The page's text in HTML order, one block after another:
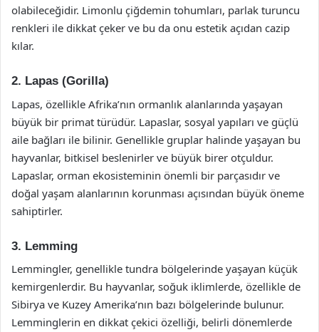
olabileceğidir. Limonlu çiğdemin tohumları, parlak turuncu
renkleri ile dikkat çeker ve bu da onu estetik açıdan cazip
kılar.
2. Lapas (Gorilla)
Lapas, özellikle Afrika’nın ormanlık alanlarında yaşayan
büyük bir primat türüdür. Lapaslar, sosyal yapıları ve güçlü
aile bağları ile bilinir. Genellikle gruplar halinde yaşayan bu
hayvanlar, bitkisel beslenirler ve büyük birer otçuldur.
Lapaslar, orman ekosisteminin önemli bir parçasıdır ve
doğal yaşam alanlarının korunması açısından büyük öneme
sahiptirler.
3. Lemming
Lemmingler, genellikle tundra bölgelerinde yaşayan küçük
kemirgenlerdir. Bu hayvanlar, soğuk iklimlerde, özellikle de
Sibirya ve Kuzey Amerika’nın bazı bölgelerinde bulunur.
Lemminglerin en dikkat çekici özelliği, belirli dönemlerde